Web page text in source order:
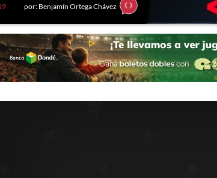
por: Benjamín Ortega Chávez